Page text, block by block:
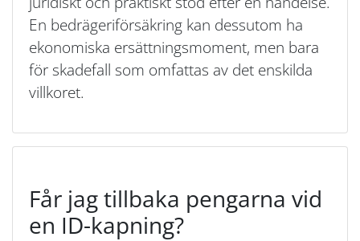
En bedrägeriförsäkring kan dessutom ha
ekonomiska ersättningsmoment, men bara
för skadefall som omfattas av det enskilda
villkoret.
Får jag tillbaka pengarna vid
en ID-kapning?